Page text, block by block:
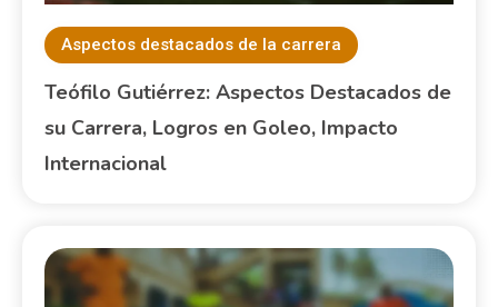
Aspectos destacados de la carrera
Teófilo Gutiérrez: Aspectos Destacados de
su Carrera, Logros en Goleo, Impacto
Internacional